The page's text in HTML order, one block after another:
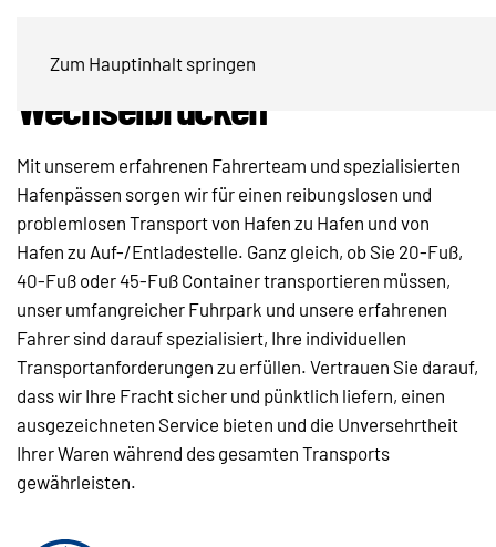
Zum Hauptinhalt springen
Container und
Wechselbrücken
Mit unserem erfahrenen Fahrerteam und spezialisierten
Hafenpässen sorgen wir für einen reibungslosen und
problemlosen Transport von Hafen zu Hafen und von
Hafen zu Auf-/Entladestelle. Ganz gleich, ob Sie 20-Fuß,
40-Fuß oder 45-Fuß Container transportieren müssen,
unser umfangreicher Fuhrpark und unsere erfahrenen
Fahrer sind darauf spezialisiert, Ihre individuellen
Transportanforderungen zu erfüllen. Vertrauen Sie darauf,
dass wir Ihre Fracht sicher und pünktlich liefern, einen
ausgezeichneten Service bieten und die Unversehrtheit
Ihrer Waren während des gesamten Transports
gewährleisten.